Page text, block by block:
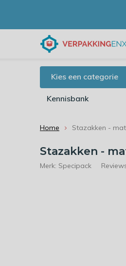
Kies een categorie
Kennisbank
Home Stazakken -
Stazakken -
Merk: Specipack